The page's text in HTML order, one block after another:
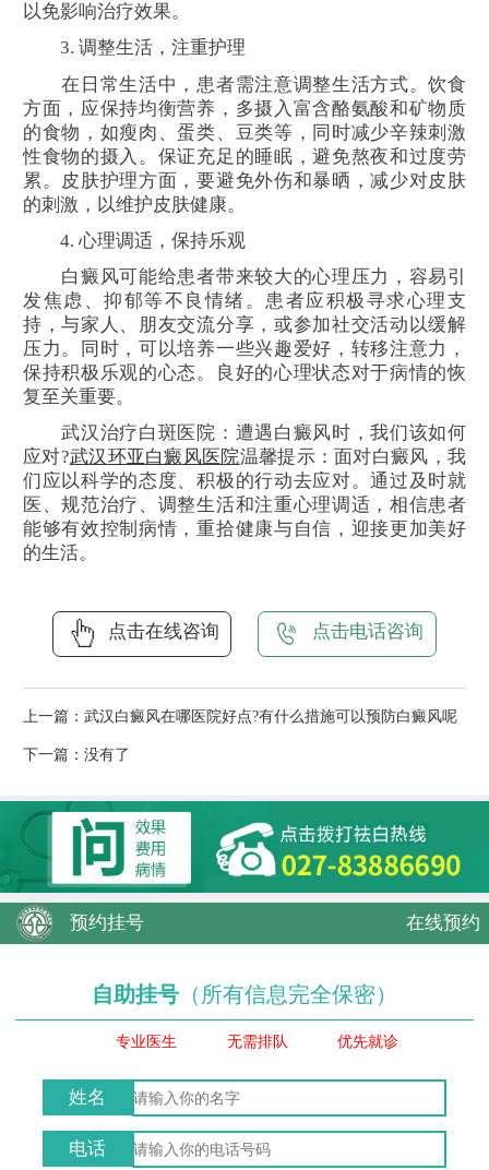
以免影响治疗效果。
3. 调整生活，注重护理
在日常生活中，患者需注意调整生活方式。饮食
方面，应保持均衡营养，多摄入富含酪氨酸和矿物质
的食物，如瘦肉、蛋类、豆类等，同时减少辛辣刺激
性食物的摄入。保证充足的睡眠，避免熬夜和过度劳
累。皮肤护理方面，要避免外伤和暴晒，减少对皮肤
的刺激，以维护皮肤健康。
4. 心理调适，保持乐观
白癜风可能给患者带来较大的心理压力，容易引
发焦虑、抑郁等不良情绪。患者应积极寻求心理支
持，与家人、朋友交流分享，或参加社交活动以缓解
压力。同时，可以培养一些兴趣爱好，转移注意力，
保持积极乐观的心态。良好的心理状态对于病情的恢
复至关重要。
武汉治疗白斑医院：遭遇白癜风时，我们该如何
应对?武汉环亚白癜风医院温馨提示：面对白癜风，我
们应以科学的态度、积极的行动去应对。通过及时就
医、规范治疗、调整生活和注重心理调适，相信患者
能够有效控制病情，重拾健康与自信，迎接更加美好
的生活。
点击在线咨询 点击电话咨询
上一篇： 武汉白癜风在哪医院好点?有什么措施可以预防白癜风呢
下一篇：没有了
预约挂号 在线预约
自助挂号 （所有信息完全保密）
专业医生 无需排队 优先就诊
姓名
电话